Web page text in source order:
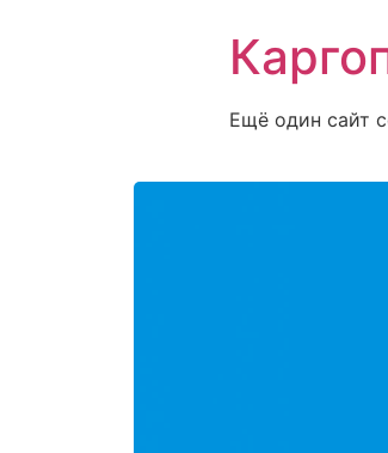
Ещё один сайт